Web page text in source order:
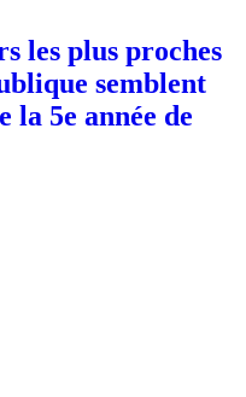
les plus proches
semblent
la 5e année de